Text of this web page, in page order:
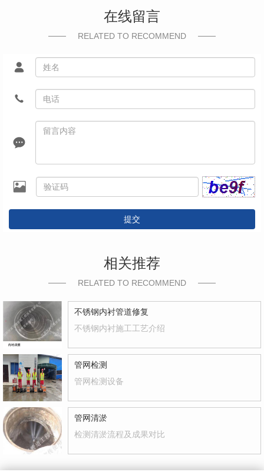
在线留言
RELATED TO RECOMMEND
提交
相关推荐
RELATED TO RECOMMEND
不锈钢内衬管道修复
不锈钢内衬施工工艺介绍
管网检测
管网检测设备
管网清淤
检测清淤流程及成果对比